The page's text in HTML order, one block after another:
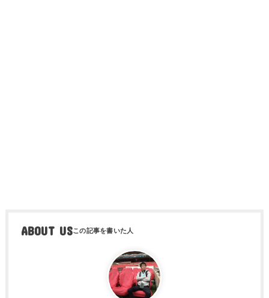
ABOUT US